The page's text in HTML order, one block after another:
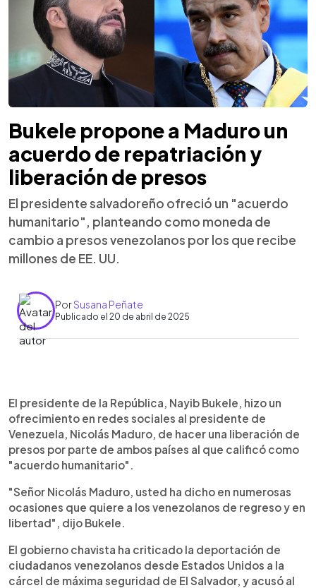
Bukele propone a Maduro un
acuerdo de repatriación y
liberación de presos
El presidente salvadoreño ofreció un "acuerdo
humanitario", planteando como moneda de
cambio a presos venezolanos por los que recibe
millones de EE. UU.
PorSusana Peñate
Publicado el 20 de abril de 2025
► Escuchar artículo
El presidente de la República, Nayib Bukele, hizo un
ofrecimiento en redes sociales al presidente de
Venezuela, Nicolás Maduro, de hacer una liberación de
presos por parte de ambos países al que calificó como
"acuerdo humanitario".
"Señor Nicolás Maduro, usted ha dicho en numerosas
ocasiones que quiere a los venezolanos de regreso y en
libertad", dijo Bukele.
El gobierno chavista ha criticado la deportación de
ciudadanos venezolanos desde Estados Unidos a la
cárcel de máxima seguridad de El Salvador, y acusó al